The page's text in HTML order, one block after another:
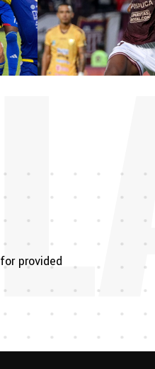
provided